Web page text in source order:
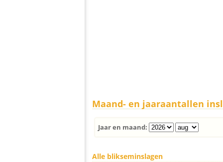
Maand- en jaaraantallen
Jaar en maand:
Alle blikseminslagen